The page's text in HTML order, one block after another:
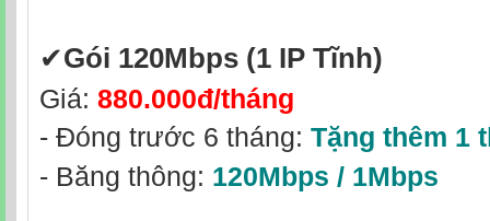
✔Gói 120Mbps (1 IP Tĩnh)
Giá: 880.000đ/tháng
- Đóng trước 6 tháng: Tặng thêm 1
- Băng thông: 120Mbps / 1Mbps